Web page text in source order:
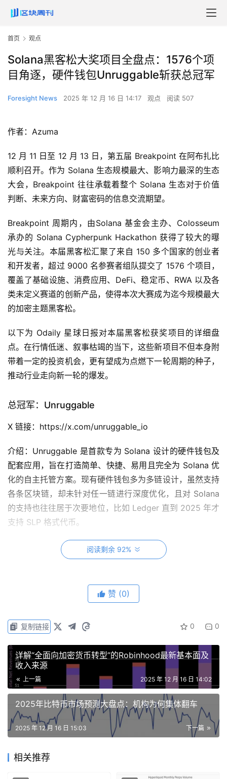
首页 观点
Solana黑客松大奖项目全盘点：1576个项
目角逐，硬件钱包Unruggable斩获总冠军
Foresight News 2025 年 12 月 16 日 14:17 观点 阅读 507
作者：Azuma
12 月 11 日至 12 月 13 日，第五届 Breakpoint 在阿布扎比
顺利召开。作为 Solana 生态规模最大、影响力最深的生态
大会，Breakpoint 往往承载着整个 Solana 生态对于价值
判断、未来方向、财富密码的信息交流期望。
Breakpoint 周期内，由Solana 基金会主办、Colosseum
承办的 Solana Cypherpunk Hackathon 获得了较大的曝
光与关注。本届黑客松汇聚了来自 150 多个国家的创业者
和开发者，超过 9000 名参赛者组队提交了 1576 个项目，
覆盖了基础设施、消费应用、DeFi、稳定币、RWA 以及各
类未定义赛道的创新产品，使得本次大赛成为迄今规模最大
的加密主题黑客松。
以下为 Odaily 星球日报对本届黑客松获奖项目的详细盘
点。在行情低迷、叙事枯竭的当下，这些新项目不但本身附
带着一定的投资机会，更有望成为点燃下一轮周期的种子，
推动行业走向新一轮的爆发。
总冠军：Unruggable
X 链接：https://x.com/unruggable_io
介绍：Unruggable 是首款专为 Solana 设计的硬件钱包及
配套应用，旨在打造简单、快捷、易用且完全为 Solana 优
化的自主托管方案。现有硬件钱包多为多链设计，虽然支持
各条区块链，却未针对任一链进行深度优化，且对 Solana
的支持也往往居于次要地位，比如 Ledger 直到 2025 年才
支持 SLP 格式代币。
通过 Unruggable 硬件钱包和应用，用户可直接进行兑换、
质押、借贷、赚取收益、转账及资产管理。Unruggable 深
Jupiter 借贷与兑换、Titan 聚合交易、Anza 隐私转账、
SNS、DeFi Carrot、Privacy Cash等原生功能。
Unruggable 希望为 Solana 提供热钱包般的速度与便捷，
成安全设置。Unruggable 的配套应用全平台兼容，完全开
源且全部由 Rust 语言编写。
分赛区：消费者应用
第一名：Capitola
阅读剩余 92%
赞 (0)
0 0
复制链接
详解“全面向加密货币转型”的Robinhood最新基本面及
收入来源
上一篇 2025 年 12 月 16 日 14:02
2025年比特币市场预测大盘点：机构为何集体翻车
下一篇
2025 年 12 月 16 日 15:03
相关推荐